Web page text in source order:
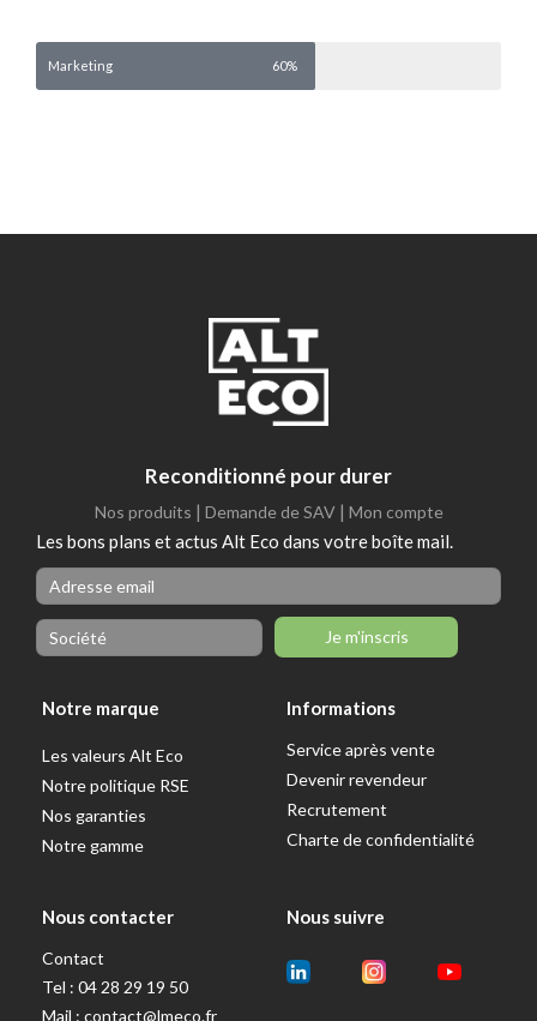
Marketing 60%
Reconditionné pour durer
Nos produits | Demande de SAV| Mon compte
Les bons plans et actus Alt Eco dans votre boîte mail.
Je m'inscris
Notre marque
Les valeurs Alt Eco
Notre politique RSE
Nos garanties
Notre gamme
Informations
Service après vente
Devenir revendeur
Recrutement
Charte de confidentialité
Nous contacter
Contact
Tel : 04 28 29 19 50
Mail : contact@lmeco.fr
Nous suivre